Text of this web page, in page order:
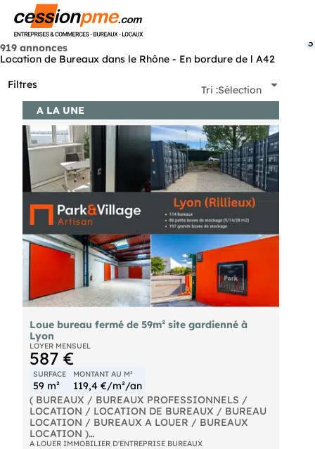
919 annonces
Location de Bureaux dans le Rhône - En bordure de l A42
Filtres
3
Tri :Sélection
A LA UNE
Loue bureau fermé de 59m² site gardienné à
Lyon
LOYER MENSUEL
587 €
SURFACE
59 m²
MONTANT AU M²
119,4 €/m²/an
( BUREAUX / BUREAUX PROFESSIONNELS /
LOCATION / LOCATION DE BUREAUX / BUREAU
LOCATION / BUREAUX A LOUER / BUREAUX
LOCATION )
A LOUER IMMOBILIER D'ENTREPRISE BUREAUX